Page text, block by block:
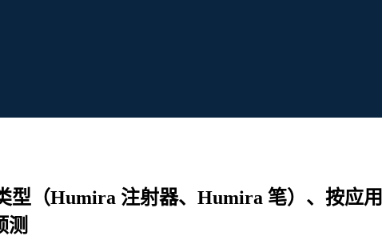
（Humira 注射器、Humira 笔）、按应用
测